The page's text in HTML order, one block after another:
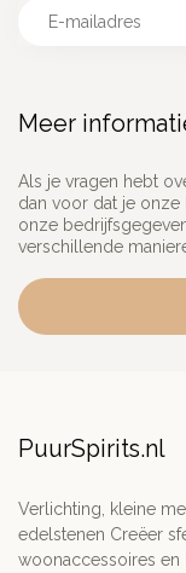
Meer
Als je vragen hebt
dan voor dat je onze
onze
verschillende
PuurSpirits.nl
Verlichting, kleine
edelstenen Creëer
woonaccessoires en